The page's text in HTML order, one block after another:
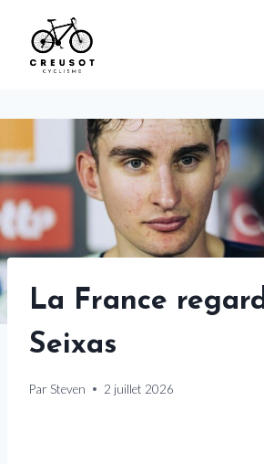
content
La France
Seixas
Par Steven 2 juillet 2026